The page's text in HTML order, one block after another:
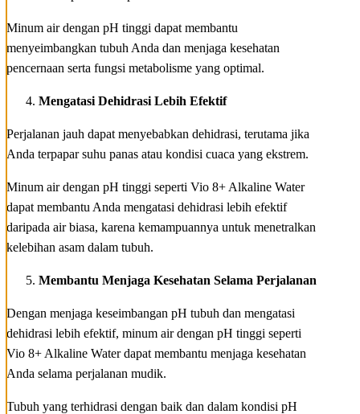
Minum air dengan pH tinggi dapat membantu
menyeimbangkan tubuh Anda dan menjaga kesehatan
pencernaan serta fungsi metabolisme yang optimal.
Mengatasi Dehidrasi Lebih Efektif
Perjalanan jauh dapat menyebabkan dehidrasi, terutama jika
Anda terpapar suhu panas atau kondisi cuaca yang ekstrem.
Minum air dengan pH tinggi seperti Vio 8+ Alkaline Water
dapat membantu Anda mengatasi dehidrasi lebih efektif
daripada air biasa, karena kemampuannya untuk menetralkan
kelebihan asam dalam tubuh.
Membantu Menjaga Kesehatan Selama Perjalanan
Dengan menjaga keseimbangan pH tubuh dan mengatasi
dehidrasi lebih efektif, minum air dengan pH tinggi seperti
Vio 8+ Alkaline Water dapat membantu menjaga kesehatan
Anda selama perjalanan mudik.
Tubuh yang terhidrasi dengan baik dan dalam kondisi pH